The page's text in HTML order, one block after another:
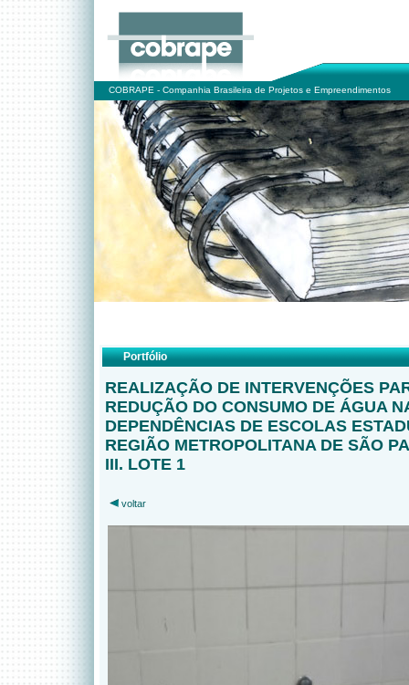
COBRAPE - Companhia Brasileira de Projetos e Empreendimentos
Portfólio
REALIZAÇÃO DE INTERVENÇÕES
REDUÇÃO DO CONSUMO DE ÁGUA
DEPENDÊNCIAS DE ESCOLAS
REGIÃO METROPOLITANA DE SÃO
III. LOTE 1
voltar